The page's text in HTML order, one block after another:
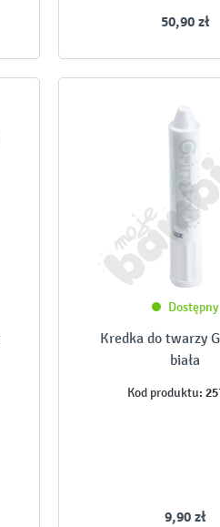
50,90 zł
Dostępny
Kredka do twarzy
biała
Kod produktu:
9,90 zł